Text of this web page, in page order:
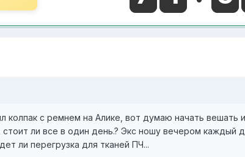
с ремнем на Алике, вот думаю начать вешать
ли все в один день.? Экс ношу вечером каждый
ли перегрузка для тканей ПЧ...